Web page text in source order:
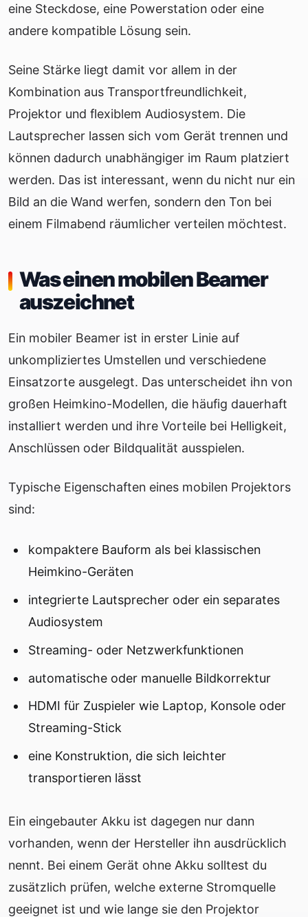
eine Steckdose, eine Powerstation oder eine
andere kompatible Lösung sein.
Seine Stärke liegt damit vor allem in der
Kombination aus Transportfreundlichkeit,
Projektor und flexiblem Audiosystem. Die
Lautsprecher lassen sich vom Gerät trennen und
können dadurch unabhängiger im Raum platziert
werden. Das ist interessant, wenn du nicht nur ein
Bild an die Wand werfen, sondern den Ton bei
einem Filmabend räumlicher verteilen möchtest.
Was einen mobilen Beamer
auszeichnet
Ein mobiler Beamer ist in erster Linie auf
unkompliziertes Umstellen und verschiedene
Einsatzorte ausgelegt. Das unterscheidet ihn von
großen Heimkino-Modellen, die häufig dauerhaft
installiert werden und ihre Vorteile bei Helligkeit,
Anschlüssen oder Bildqualität ausspielen.
Typische Eigenschaften eines mobilen Projektors
sind:
kompaktere Bauform als bei klassischen
Heimkino-Geräten
integrierte Lautsprecher oder ein separates
Audiosystem
Streaming- oder Netzwerkfunktionen
automatische oder manuelle Bildkorrektur
HDMI für Zuspieler wie Laptop, Konsole oder
Streaming-Stick
eine Konstruktion, die sich leichter
transportieren lässt
Ein eingebauter Akku ist dagegen nur dann
vorhanden, wenn der Hersteller ihn ausdrücklich
nennt. Bei einem Gerät ohne Akku solltest du
zusätzlich prüfen, welche externe Stromquelle
geeignet ist und wie lange sie den Projektor